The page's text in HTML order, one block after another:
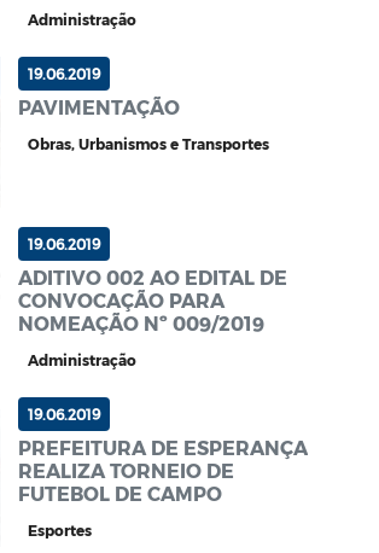
Administração
19.06.2019
PAVIMENTAÇÃO
Obras, Urbanismos e Transportes
19.06.2019
ADITIVO 002 AO EDITAL DE
CONVOCAÇÃO PARA
NOMEAÇÃO Nº 009/2019
Administração
19.06.2019
PREFEITURA DE ESPERANÇA
REALIZA TORNEIO DE
FUTEBOL DE CAMPO
Esportes